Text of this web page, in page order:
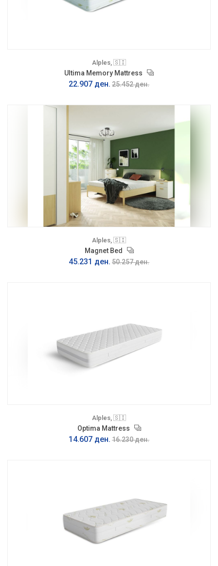
Alples, 🇸🇮
Ultima Memory Mattress
22.907 ден. 25.452 ден.
Alples, 🇸🇮
Magnet Bed
45.231 ден. 50.257 ден.
Alples, 🇸🇮
Optima Mattress
14.607 ден. 16.230 ден.